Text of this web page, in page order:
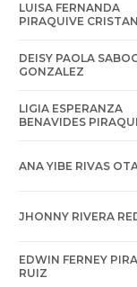
LUISA FERNANDA
PIRAQUIVE
DEISY PAOLA
GONZALEZ
LIGIA ESPERANZA
BENAVIDES
ANA YIBE RIVAS
JHONNY RIVERA
EDWIN FERNEY
RUIZ